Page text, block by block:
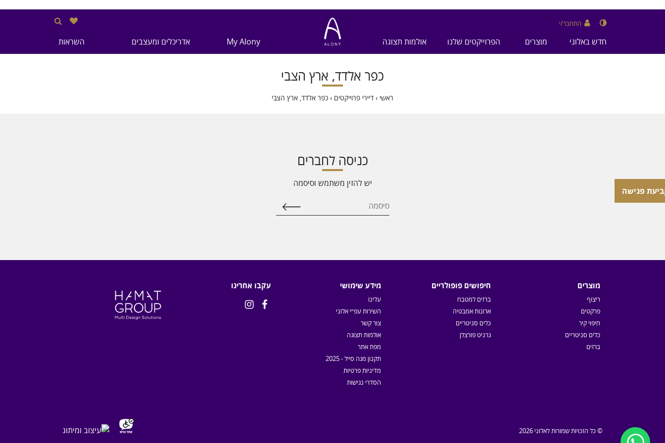
התחבר/י
חדש באלוני מוצרים הפרוייקטים שלנו אולמות תצוגה My Alony אדריכלים ומעצבים השראות
כפר אלדד, ארץ הצבי
ראשי › דיירי פרוייקטים › כפר אלדד, ארץ הצבי
כניסה לחברים
יש להזין משתמש וסיסמה
פגישה
מוצרים
ריצוף
פרקטים
חיפוי קיר
כלים סניטריים
ברזים
חיפושים פופולריים
ברזים למטבח
ארונות אמבטיה
כלים סניטריים
גרניט פורצלן
מידע שימושי
עלינו
השירות עפ״י אלוני
צור קשר
אולמות תצוגה
מפת אתר
תקנון מגה סייל - 2025
מדיניות פרטיות
הסדרי נגישות
עקבו אחרינו


© כל הזכויות שמורות לאלוני 2026